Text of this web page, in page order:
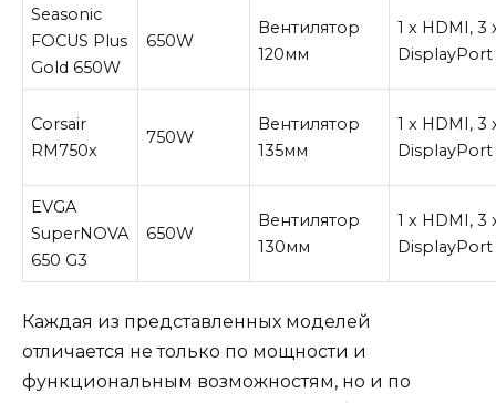
Seasonic
FOCUS Plus
Gold 650W
650W
Вентилятор
120мм
1 x HDMI, 3
DisplayPort
Corsair
RM750x
750W
Вентилятор
135мм
1 x HDMI, 3
DisplayPort
EVGA
SuperNOVA
650 G3
650W
Вентилятор
130мм
1 x HDMI, 3
DisplayPort
Каждая из представленных моделей
отличается не только по мощности и
функциональным возможностям, но и по